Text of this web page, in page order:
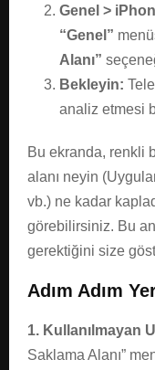
Genel >
“Genel”
Alanı”
Bekleyin:
analiz etmesi
Bu ekranda, renkli
alanı neyin
vb.) ne kadar
görebilirsiniz. Bu
gerektiğini size
Adım Adım
1. Kullanılmayan
Saklama Alanı”